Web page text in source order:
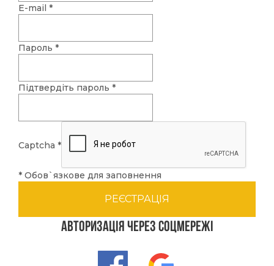
E-mail *
Пароль *
Підтвердіть пароль *
Captcha *
* Обов`язкове для заповнення
Авторизація через соцмережі